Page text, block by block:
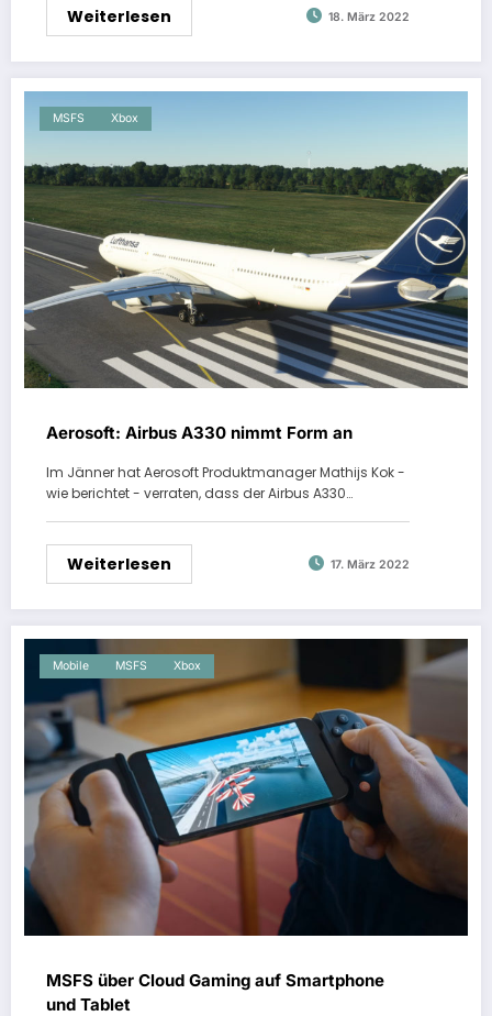
Weiterlesen 18. März 2022
MSFS Xbox
Aerosoft: Airbus A330 nimmt Form an
Im Jänner hat Aerosoft Produktmanager Mathijs Kok -
wie berichtet - verraten, dass der Airbus A330…
Weiterlesen 17. März 2022
Mobile MSFS Xbox
MSFS über Cloud Gaming auf Smartphone
und Tablet